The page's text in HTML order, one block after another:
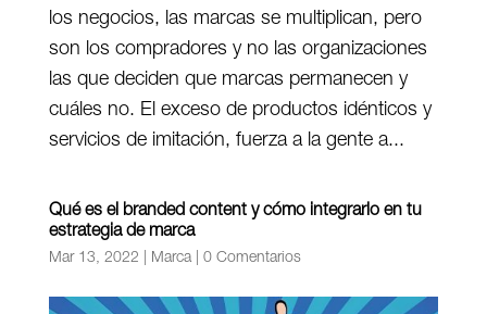
los negocios, las marcas se multiplican, pero
son los compradores y no las organizaciones
las que deciden que marcas permanecen y
cuáles no. El exceso de productos idénticos y
servicios de imitación, fuerza a la gente a...
Qué es el branded content y cómo integrarlo en tu
estrategia de marca
Mar 13, 2022 Marca| 0 Comentarios